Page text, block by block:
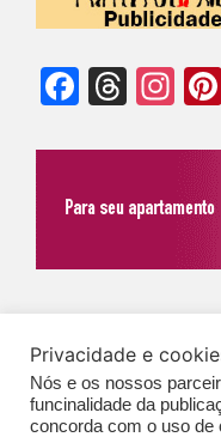
Expediente|Contato|
GERAIS
Privacidade e
Nós e os nossos
funcinalidade da
concorda com o uso de